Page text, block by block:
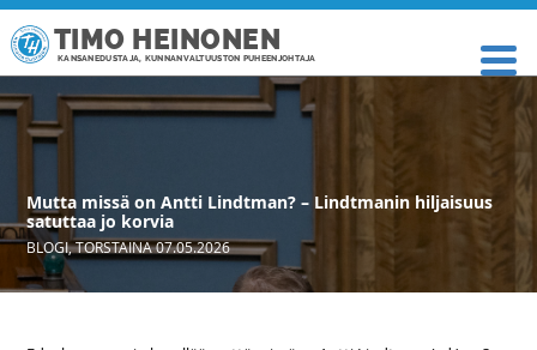
TIMO HEINONEN
KANSANEDUSTAJA, KUNNANVALTUUSTON PUHEENJOHTAJA
Mutta missä on Antti Lindtman? – Lindtmanin hiljaisuus
satuttaa jo korvia
BLOGI,TORSTAINA 07.05.2026